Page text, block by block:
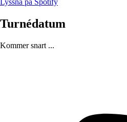
Lyssna på Spotify
Turnédatum
Kommer snart ...